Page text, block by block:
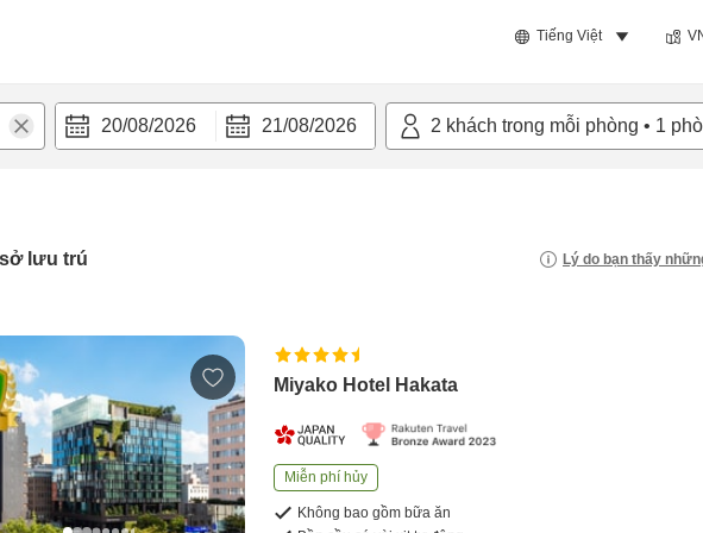
Tiếng Việt
20/08/2026 21/08/2026 2 khách trong mỗi phòng • 1
lưu trú Lý do bạn thấy
Miyako Hotel Hakata
Miễn phí hủy
Không bao gồm bữa ăn